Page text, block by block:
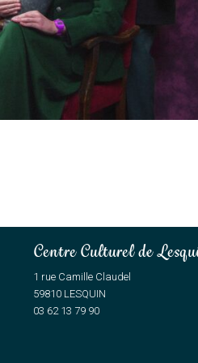
Centre Culturel de
1 rue Camille Claudel
59810 LESQUIN
03 62 13 79 90